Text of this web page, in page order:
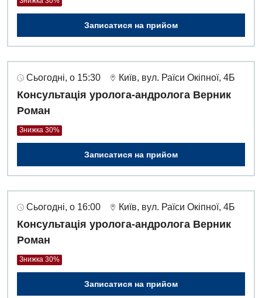
Записатися на прийом
Сьогодні, о 15:30 Київ, вул. Раїси Окіпної, 4Б
Консультація уролога-андролога Верник
Роман
Знижка 30%
Записатися на прийом
Сьогодні, о 16:00 Київ, вул. Раїси Окіпної, 4Б
Консультація уролога-андролога Верник
Роман
Знижка 30%
Записатися на прийом